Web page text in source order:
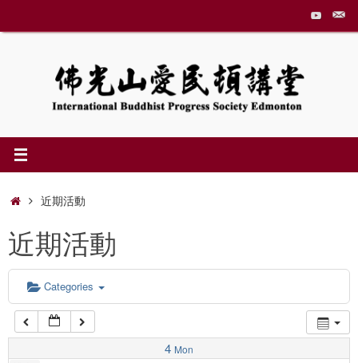
to
Home近期活動
近期活動
Categories
4 Mon
3:00 am
5:00 am
6:00 am
7:00 am